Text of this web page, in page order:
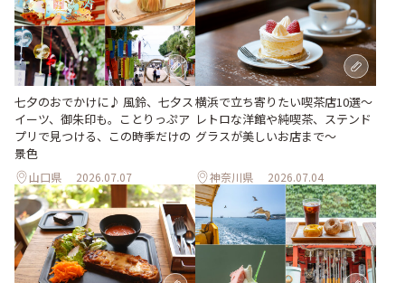
七夕のおでかけに♪ 風鈴、七夕ス
イーツ、御朱印も。ことりっぷア
プリで見つける、この時季だけの
景色
山口県 2026.07.07
横浜で立ち寄りたい喫茶店10選～
レトロな洋館や純喫茶、ステンド
グラスが美しいお店まで～
神奈川県 2026.07.04